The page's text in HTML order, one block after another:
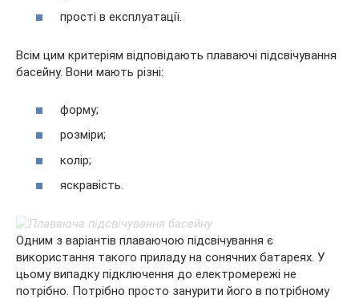
прості в експлуатації.
Всім цим критеріям відповідають плаваючі підсвічування
басейну. Вони мають різні:
форму;
розміри;
колір;
яскравість.
Одним з варіантів плаваючою підсвічування є
використання такого приладу на сонячних батареях. У
цьому випадку підключення до електромережі не
потрібно. Потрібно просто занурити його в потрібному